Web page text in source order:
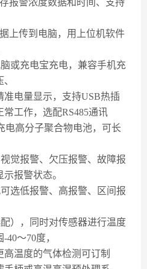
报警浓度数据和时间、支持
上传到电脑，用上位机软件
或充电宝充电，兼容手机充
准电量显示，支持USB热插
常工作，选配RS485通讯
电高分子聚合物电池，可长
觉报警、欠压报警、故障报
报警状态。
选低报警、高报警、区间报
），同时对传感器进行温度
-40～70度，
高温度的气体检测可订制